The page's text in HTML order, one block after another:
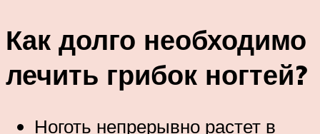
Как долго необходимо
лечить грибок ногтей?
Ноготь непрерывно растет в